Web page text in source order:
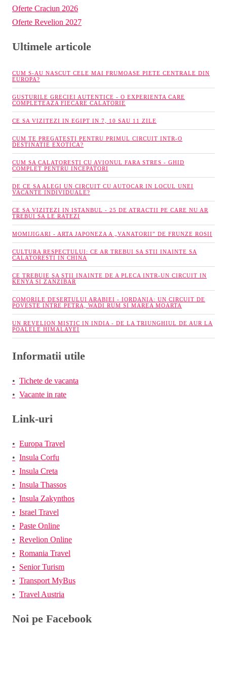
Oferte Craciun 2026
Oferte Revelion 2027
Ultimele articole
CUM S-AU NASCUT CELE MAI FRUMOASE PIETE CENTRALE DIN
EUROPA?
GUSTURILE GRECIEI AUTENTICE - O EXPERIENTA CARE
COMPLETEAZA FIECARE CALATORIE
CE SA VIZITEZI IN EGIPT IN 7, 10 SAU 11 ZILE
CUM TE PREGATESTI PENTRU PRIMUL CIRCUIT INTR-O
DESTINATIE EXOTICA?
CUM SA CALATORESTI CU AVIONUL FARA STRES - GHID
COMPLET PENTRU INCEPATORI
DE CE SA ALEGI UN CIRCUIT CU AUTOCAR IN LOCUL UNEI
VACANTE INDIVIDUALE?
CE SA VIZITEZI IN ISTANBUL - 25 DE ATRACTII PE CARE NU AR
TREBUI SA LE RATEZI
MOMIJIGARI - ARTA JAPONEZA A „VANATORII” DE FRUNZE ROSII
CULTURA RESPECTULUI: CE AR TREBUI SA STII INAINTE SA
CALATORESTI IN CHINA
CE TREBUIE SA STII INAINTE DE A PLECA INTR-UN CIRCUIT IN
KENYA SI ZANZIBAR
COMORILE DESERTULUI ARABIEI - IORDANIA: UN CIRCUIT DE
POVESTE INTRE PETRA, WADI RUM SI MAREA MOARTA
UN REVELION MISTIC IN INDIA - DE LA TRIUNGHIUL DE AUR LA
POALELE HIMALAYEI
Informatii utile
Tichete de vacanta
Vacante in rate
Link-uri
Europa Travel
Insula Corfu
Insula Creta
Insula Thassos
Insula Zakynthos
Israel Travel
Paste Online
Revelion Online
Romania Travel
Senior Turism
Transport MyBus
Travel Austria
Noi pe Facebook